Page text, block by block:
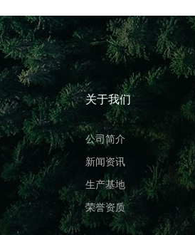
关于我们
公司简介
新闻资讯
生产基地
荣誉资质